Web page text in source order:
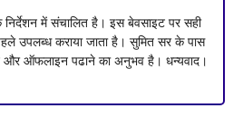
में संचालित है। इस बेवसाइट पर सही
उपलब्ध कराया जाता है। सुमित सर के पास
ऑफलाइन पढाने का अनुभव है। धन्यवाद।